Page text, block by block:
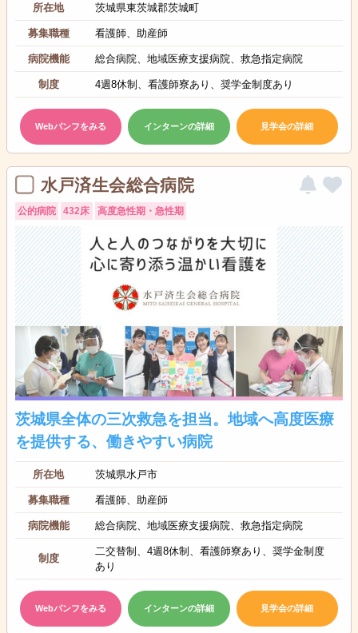
所在地 茨城県東茨城郡茨城町
募集職種 看護師、助産師
病院機能 総合病院、地域医療支援病院、救急指定病院
制度 4週8休制、看護師寮あり、奨学金制度あり
Webパンフをみる インターンの詳細 見学会の詳細
水戸済生会総合病院
公的病院 432床 高度急性期・急性期
茨城県全体の三次救急を担当。地域へ高度医療
を提供する、働きやすい病院
所在地 茨城県水戸市
募集職種 看護師、助産師
病院機能 総合病院、地域医療支援病院、救急指定病院
制度
二交替制、4週8休制、看護師寮あり、奨学金制度
あり
Webパンフをみる インターンの詳細 見学会の詳細